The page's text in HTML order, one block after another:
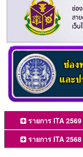
รายการ ITA 2569
รายการ ITA 2568